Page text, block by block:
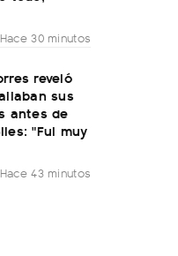
Hace 30 minutos
reveló
sus
antes de
"Fui muy
Hace 43 minutos